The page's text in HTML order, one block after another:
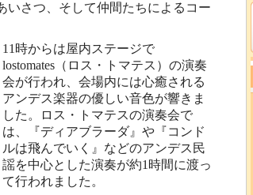
いさつ、そして仲間たちによるコー
11時からは屋内ステージで
lostomates（ロス・トマテス）の演奏
会が行われ、会場内には心癒される
アンデス楽器の優しい音色が響きま
した。ロス・トマテスの演奏会で
は、『ディアブラーダ』や『コンド
ルは飛んでいく』などのアンデス民
謡を中心とした演奏が約1時間に渡っ
て行われました。